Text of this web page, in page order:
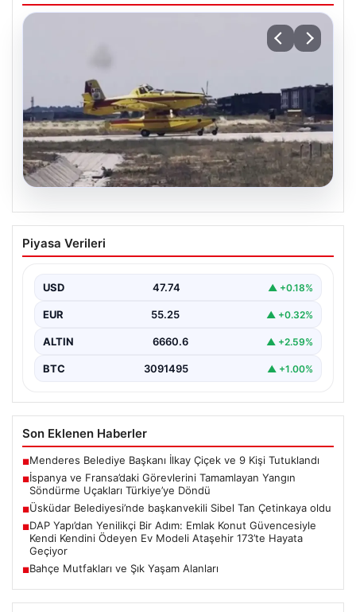
06.08.2026
İspanya ve Fransa’daki Görevlerini
Tamamlayan Yangın Söndürme Uçakları
Orman Genel Müdürlüğü tarafından yapılan açıklamada,
büyük…
Piyasa Verileri
USD 47.74 ▲ +0.18%
EUR 55.25 ▲ +0.32%
ALTIN 6660.6 ▲ +2.59%
BTC 3091495 ▲ +1.00%
Son Eklenen Haberler
■Menderes Belediye Başkanı İlkay Çiçek ve 9 Kişi Tutuklandı
■İspanya ve Fransa’daki Görevlerini Tamamlayan Yangın
Söndürme Uçakları Türkiye’ye Döndü
■Üsküdar Belediyesi’nde başkanvekili Sibel Tan Çetinkaya oldu
■DAP Yapı’dan Yenilikçi Bir Adım: Emlak Konut Güvencesiyle
Kendi Kendini Ödeyen Ev Modeli Ataşehir 173’te Hayata
Geçiyor
■Bahçe Mutfakları ve Şık Yaşam Alanları